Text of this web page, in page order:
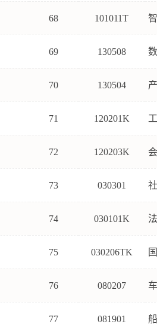
68 101011T
69 130508
70 130504
71 120201K
72 120203K
73 030301
74 030101K
75 030206TK
76 080207
77 081901